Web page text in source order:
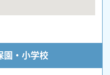
園・小学校